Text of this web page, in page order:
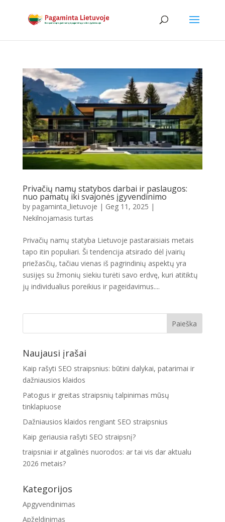
Privačių namų statybos darbai ir paslaugos:
nuo pamatų iki svajonės įgyvendinimo
by pagaminta_lietuvoje | Geg 11, 2025 |
Nekilnojamasis turtas
Privačių namų statyba Lietuvoje pastaraisiais metais
tapo itin populiari. Ši tendencija atsirado dėl įvairių
priežasčių, tačiau vienas iš pagrindinių aspektų yra
susijęs su žmonių siekiu turėti savo erdvę, kuri atitiktų
jų individualius poreikius ir pageidavimus....
Naujausi įrašai
Kaip rašyti SEO straipsnius: būtini dalykai, patarimai ir
dažniausios klaidos
Patogus ir greitas straipsnių talpinimas mūsų
tinklapiuose
Dažniausios klaidos rengiant SEO straipsnius
Kaip geriausia rašyti SEO straipsnį?
traipsniai ir atgalinės nuorodos: ar tai vis dar aktualu
2026 metais?
Kategorijos
Apgyvendinimas
Apželdinimas